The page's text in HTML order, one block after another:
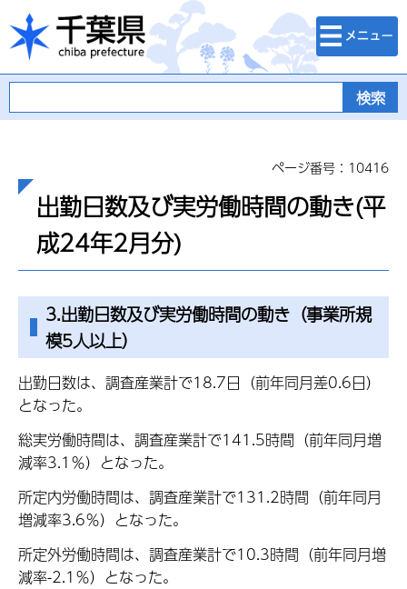
千葉県
検索・メニュ
ー
ページ番号：10416
出勤日数及び実労働時間の動き(平
成24年2月分)
3.出勤日数及び実労働時間の動き（事業所規
模5人以上）
出勤日数は、調査産業計で18.7日（前年同月差0.6日）
となった。
総実労働時間は、調査産業計で141.5時間（前年同月増
減率3.1％）となった。
所定内労働時間は、調査産業計で131.2時間（前年同月
増減率3.6％）となった。
所定外労働時間は、調査産業計で10.3時間（前年同月増
減率-2.1％）となった。